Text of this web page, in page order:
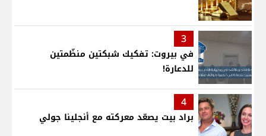
3
في بيروت: تفكيك شبكتين منظّمتين
للدعارة!
4
براد بيت يصعّد معركته مع أنجلينا جولي